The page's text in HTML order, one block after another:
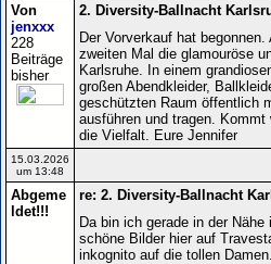
Von
jenxxx
228
Beiträge
bisher
2. Diversity-Ballnacht
Der Vorverkauf hat
zweiten Mal die glamouröse
Karlsruhe. In einem
großen Abendkleider,
geschützten Raum öffentlich
ausführen und tragen.
die Vielfalt. Eure Jennifer
15.03.2026
um 13:48
Abgeme
ldet!!!
re: 2. Diversity-Ballnacht
Da bin ich gerade in der
schöne Bilder hier auf
inkognito auf die tollen